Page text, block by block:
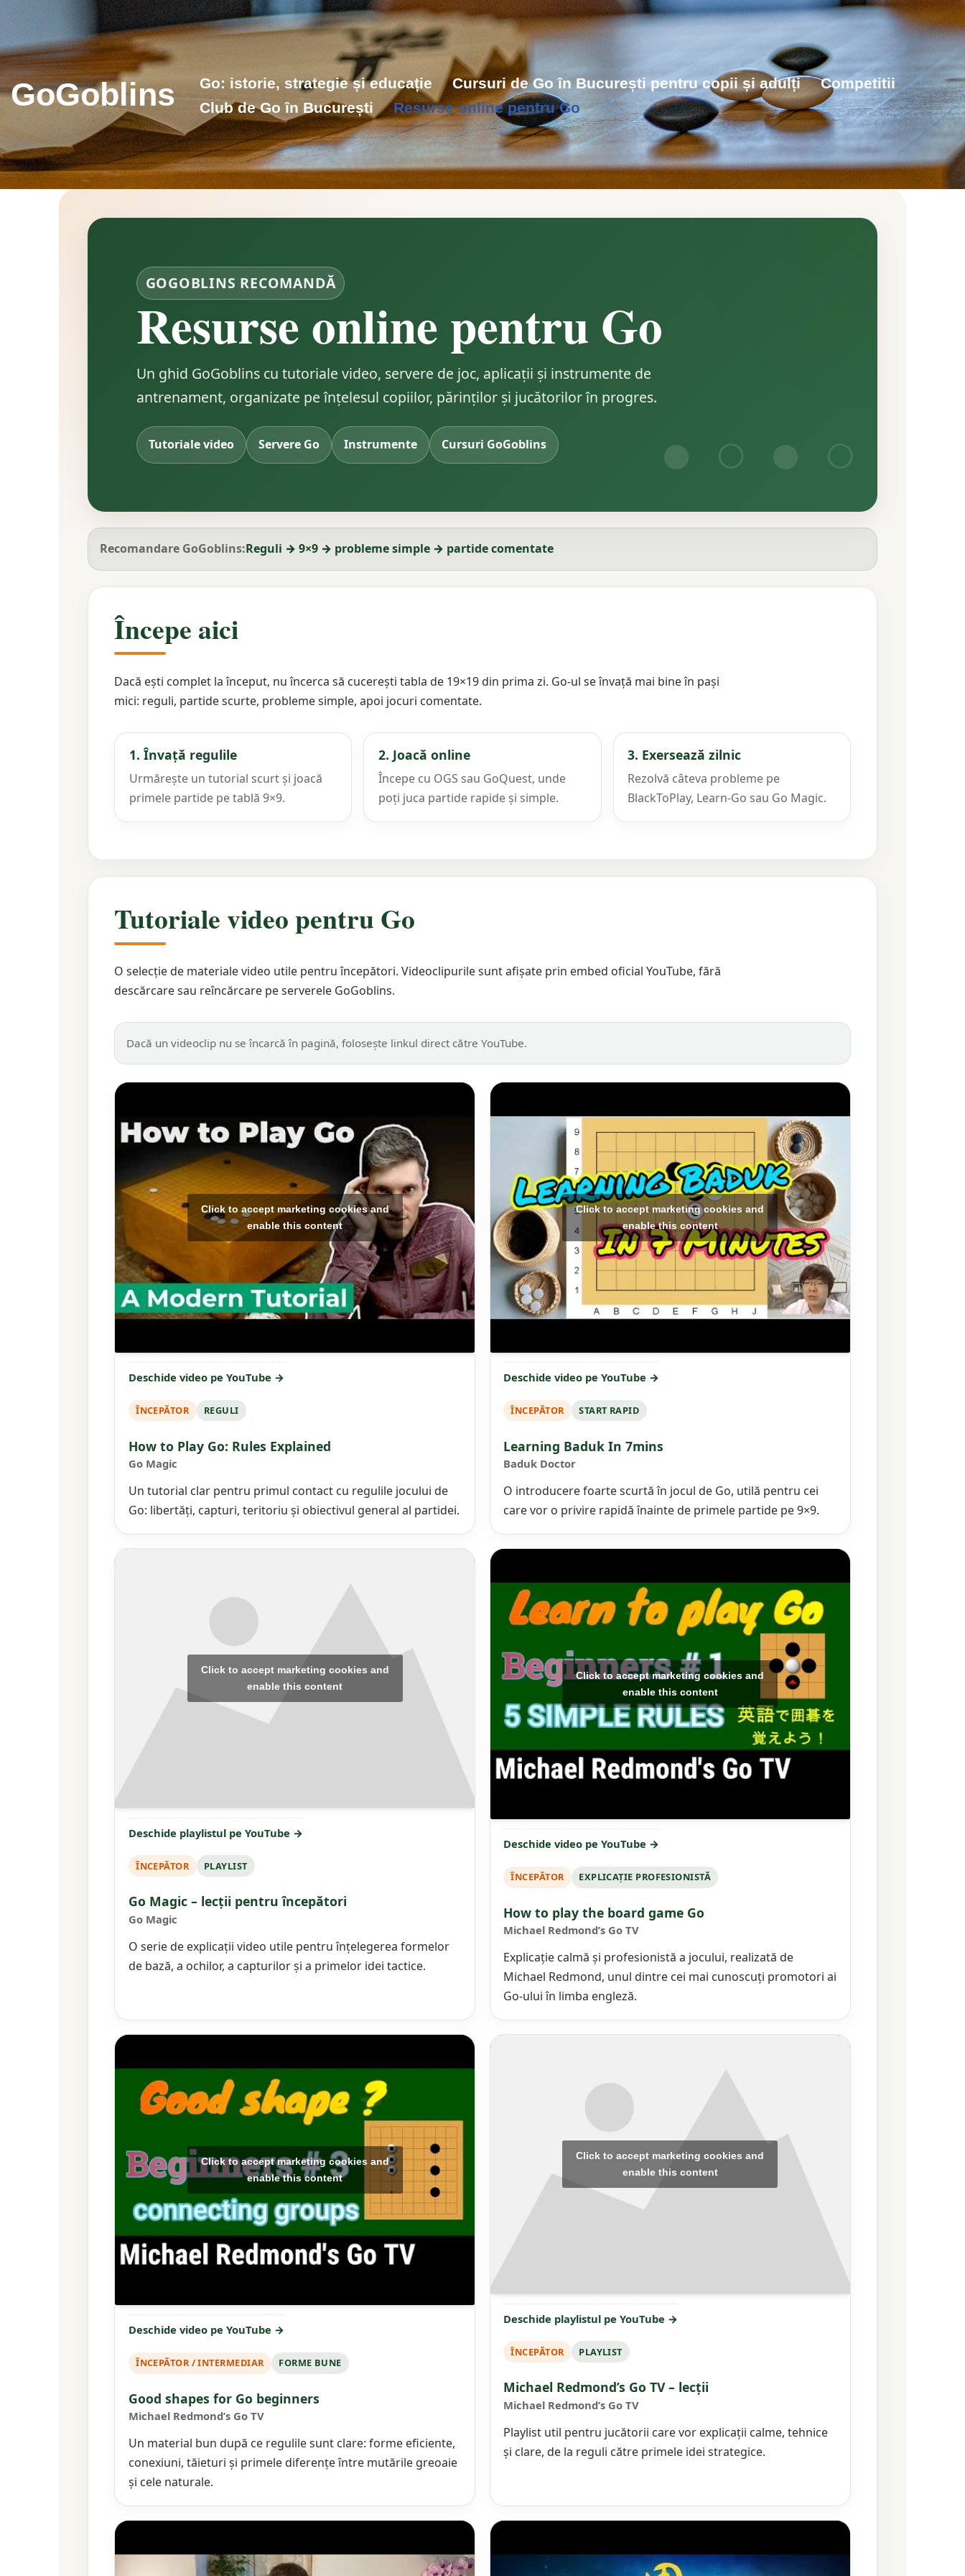
Skip
to
content
GoGoblins Go: istorie, strategie și educație Cursuri de Go în București pentru copii și adulți
Competitii
Club de Go în București
Resurse online pentru Go
GOGOBLINS RECOMANDĂ
Resurse online pentru Go
Un ghid GoGoblins cu tutoriale video, servere de joc, aplicații și instrumente de
antrenament, organizate pe înțelesul copiilor, părinților și jucătorilor în progres.
Tutoriale video Servere Go Instrumente Cursuri GoGoblins
Recomandare GoGoblins:Reguli → 9×9 → probleme simple → partide comentate
Începe aici
Dacă ești complet la început, nu încerca să cucerești tabla de 19×19 din prima zi. Go-ul se învață mai bine în pași
mici: reguli, partide scurte, probleme simple, apoi jocuri comentate.
1. Învață regulile
Urmărește un tutorial scurt și joacă
primele partide pe tablă 9×9.
2. Joacă online
Începe cu OGS sau GoQuest, unde
poți juca partide rapide și simple.
3. Exersează zilnic
Rezolvă câteva probleme pe
BlackToPlay, Learn-Go sau Go Magic.
Tutoriale video pentru Go
O selecție de materiale video utile pentru începători. Videoclipurile sunt afișate prin embed oficial YouTube, fără
descărcare sau reîncărcare pe serverele GoGoblins.
Dacă un videoclip nu se încarcă în pagină, folosește linkul direct către YouTube.
Click to accept marketing cookies and
enable this content
Deschide video pe YouTube →
ÎNCEPĂTOR REGULI
How to Play Go: Rules Explained
Go Magic
Un tutorial clar pentru primul contact cu regulile jocului de
Go: libertăți, capturi, teritoriu și obiectivul general al partidei.
Click to accept marketing cookies and
enable this content
Deschide video pe YouTube →
ÎNCEPĂTOR START RAPID
Learning Baduk In 7mins
Baduk Doctor
O introducere foarte scurtă în jocul de Go, utilă pentru cei
care vor o privire rapidă înainte de primele partide pe 9×9.
Click to accept marketing cookies and
enable this content
Deschide playlistul pe YouTube →
ÎNCEPĂTOR PLAYLIST
Go Magic – lecții pentru începători
Go Magic
O serie de explicații video utile pentru înțelegerea formelor
de bază, a ochilor, a capturilor și a primelor idei tactice.
Click to accept marketing cookies and
enable this content
Deschide video pe YouTube →
ÎNCEPĂTOR EXPLICAȚIE PROFESIONISTĂ
How to play the board game Go
Michael Redmond’s Go TV
Explicație calmă și profesionistă a jocului, realizată de
Michael Redmond, unul dintre cei mai cunoscuți promotori ai
Go-ului în limba engleză.
Click to accept marketing cookies and
enable this content
Deschide video pe YouTube →
ÎNCEPĂTOR / INTERMEDIAR FORME BUNE
Good shapes for Go beginners
Michael Redmond’s Go TV
Un material bun după ce regulile sunt clare: forme eficiente,
conexiuni, tăieturi și primele diferențe între mutările greoaie
și cele naturale.
Click to accept marketing cookies and
enable this content
Deschide playlistul pe YouTube →
ÎNCEPĂTOR PLAYLIST
Michael Redmond’s Go TV – lecții
Michael Redmond’s Go TV
Playlist util pentru jucătorii care vor explicații calme, tehnice
și clare, de la reguli către primele idei strategice.